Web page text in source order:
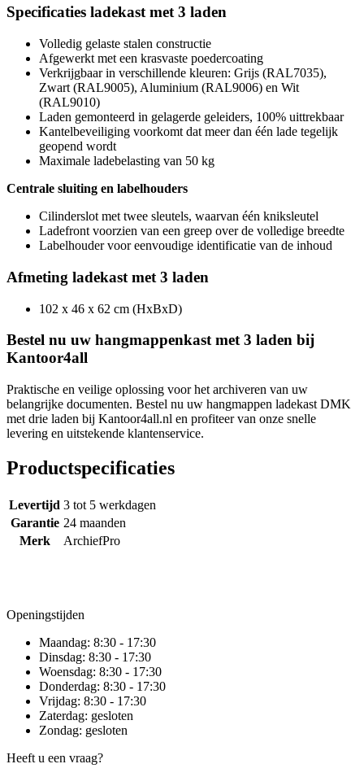
Specificaties ladekast met 3 laden
Volledig gelaste stalen constructie
Afgewerkt met een krasvaste poedercoating
Verkrijgbaar in verschillende kleuren: Grijs (RAL7035),
Zwart (RAL9005), Aluminium (RAL9006) en Wit
(RAL9010)
Laden gemonteerd in gelagerde geleiders, 100% uittrekbaar
Kantelbeveiliging voorkomt dat meer dan één lade tegelijk
geopend wordt
Maximale ladebelasting van 50 kg
Centrale sluiting en labelhouders
Cilinderslot met twee sleutels, waarvan één kniksleutel
Ladefront voorzien van een greep over de volledige breedte
Labelhouder voor eenvoudige identificatie van de inhoud
Afmeting ladekast met 3 laden
102 x 46 x 62 cm (HxBxD)
Bestel nu uw hangmappenkast met 3 laden bij
Kantoor4all
Praktische en veilige oplossing voor het archiveren van uw
belangrijke documenten. Bestel nu uw hangmappen ladekast DMK
met drie laden bij Kantoor4all.nl en profiteer van onze snelle
levering en uitstekende klantenservice.
Productspecificaties
Levertijd 3 tot 5 werkdagen
Garantie 24 maanden
Merk
ArchiefPro
Openingstijden
Maandag: 8:30 - 17:30
Dinsdag: 8:30 - 17:30
Woensdag: 8:30 - 17:30
Donderdag: 8:30 - 17:30
Vrijdag: 8:30 - 17:30
Zaterdag: gesloten
Zondag: gesloten
Heeft u een vraag?